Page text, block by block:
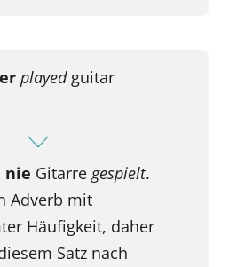
playedguitar
nie Gitarre gespielt.
Adverb mit
Häufigkeit, daher
Satz nach